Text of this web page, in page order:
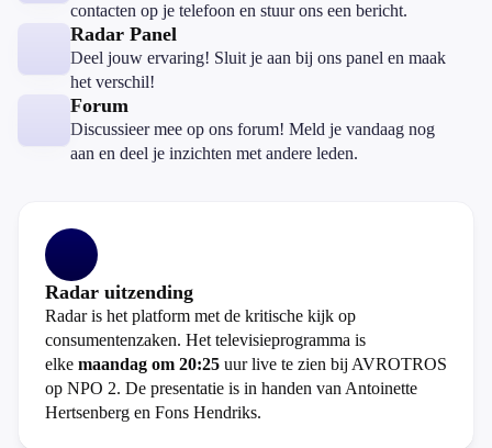
contacten op je telefoon en stuur ons een bericht.
Radar Panel
Deel jouw ervaring! Sluit je aan bij ons panel en maak
het verschil!
Forum
Discussieer mee op ons forum! Meld je vandaag nog
aan en deel je inzichten met andere leden.
Radar uitzending
Radar is het platform met de kritische kijk op
consumentenzaken. Het televisieprogramma is
elke maandag om 20:25 uur live te zien bij AVROTROS
op NPO 2. De presentatie is in handen van Antoinette
Hertsenberg en Fons Hendriks.